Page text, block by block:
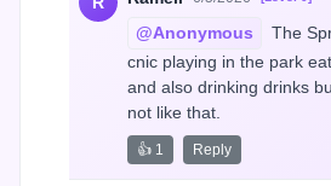
@Anonymous
The
cnic playing in the park
and also drinking drinks
not like that.
👍 1 Reply